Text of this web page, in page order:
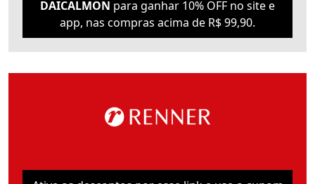
DAICALMON para ganhar 10% OFF no site e
app, nas compras acima de R$ 99,90.